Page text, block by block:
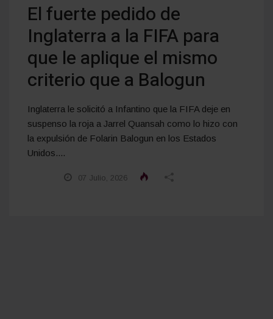
El fuerte pedido de
Inglaterra a la FIFA para
que le aplique el mismo
criterio que a Balogun
Inglaterra le solicitó a Infantino que la FIFA deje en
suspenso la roja a Jarrel Quansah como lo hizo con
la expulsión de Folarin Balogun en los Estados
Unidos....
07 Julio, 2026